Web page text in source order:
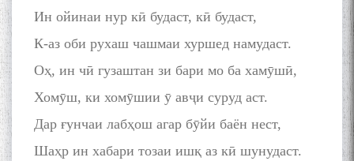
Ин ойинаи нур кӣ будаст, кӣ будаст,
К-аз оби рухаш чашмаи хуршед намудаст.
Оҳ, ин чӣ гузаштан зи бари мо ба хамӯшӣ,
Хомӯш, ки хомӯшии ӯ авҷи суруд аст.
Дар ғунчаи лабҳош агар бӯйи баён нест,
Шаҳр ин хабари тозаи ишқ аз кӣ шунудаст.